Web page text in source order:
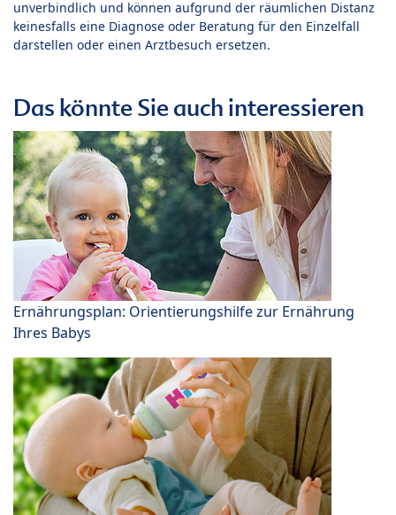
unverbindlich und können aufgrund der räumlichen Distanz
keinesfalls eine Diagnose oder Beratung für den Einzelfall
darstellen oder einen Arztbesuch ersetzen.
Das könnte Sie auch interessieren
Ernährungsplan: Orientierungshilfe zur Ernährung
Ihres Babys